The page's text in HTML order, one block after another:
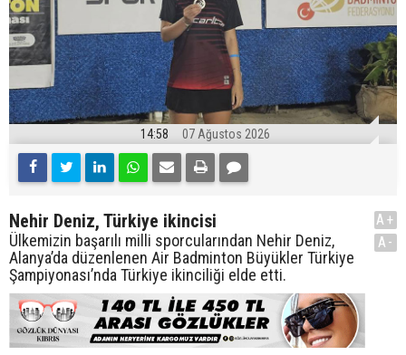
14:58 07 Ağustos 2026
Nehir Deniz, Türkiye ikincisi
Ülkemizin başarılı milli sporcularından Nehir Deniz,
Alanya’da düzenlenen Air Badminton Büyükler Türkiye
Şampiyonası’nda Türkiye ikinciliği elde etti.
A+
A-